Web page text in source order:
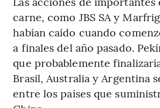
carne, como JBS SA y
habían caído cuando
a finales del año pasado.
que probablemente
Brasil, Australia y Argentina
entre los países que